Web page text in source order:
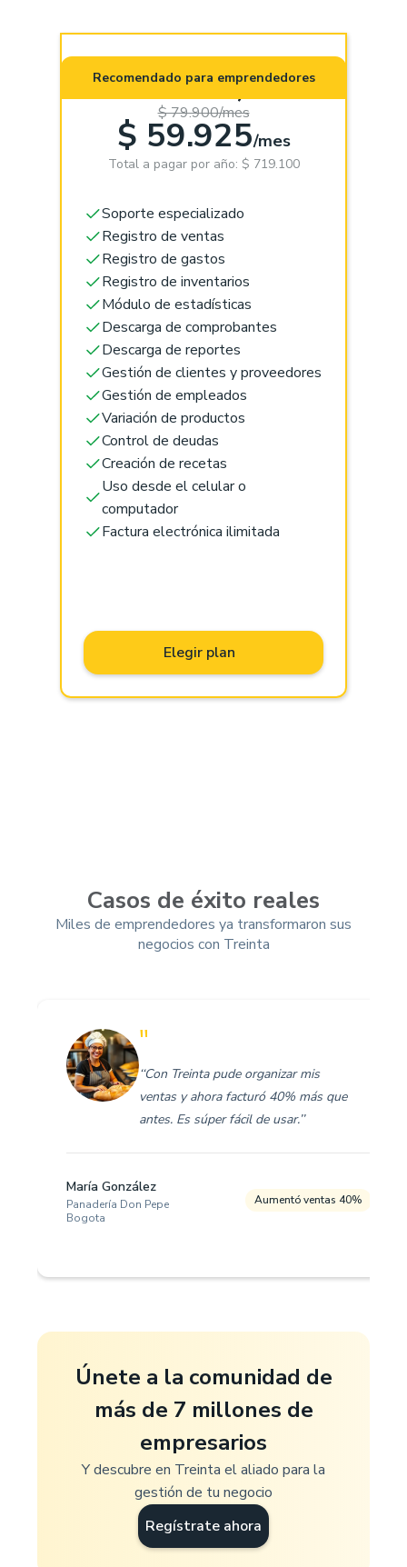
Pro (App +
Web)
$ 79.900/mes
$ 59.925/mes
Total a pagar por año: $ 719.100
Soporte especializado
Registro de ventas
Registro de gastos
Registro de inventarios
Módulo de estadísticas
Descarga de comprobantes
Descarga de reportes
Gestión de clientes y proveedores
Gestión de empleados
Variación de productos
Control de deudas
Creación de recetas
Uso desde el celular o
computador
Factura electrónica ilimitada
Elegir plan
Recomendado para emprendedores
Casos de éxito reales
Miles de emprendedores ya transformaron sus
negocios con Treinta
"
‘‘Con Treinta pude organizar mis
ventas y ahora facturó 40% más que
antes. Es súper fácil de usar.’’
María González
Panadería Don Pepe
Bogota
Aumentó ventas 40%
Únete a la comunidad de
más de 7 millones de
empresarios
Y descubre en Treinta el aliado para la
gestión de tu negocio
Regístrate ahora